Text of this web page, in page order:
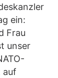
ein:
Frau
unser
auf